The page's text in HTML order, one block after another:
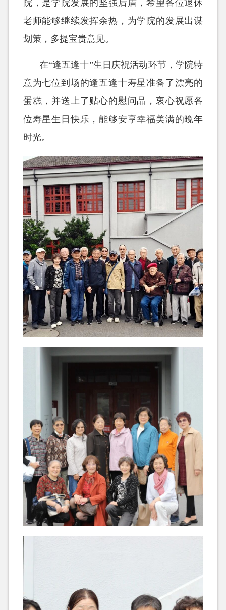
院，是学院发展的坚强后盾，希望各位退休
老师能够继续发挥余热，为学院的发展出谋
划策，多提宝贵意见。
在“逢五逢十”生日庆祝活动环节，学院特
意为七位到场的逢五逢十寿星准备了漂亮的
蛋糕，并送上了贴心的慰问品，衷心祝愿各
位寿星生日快乐，能够安享幸福美满的晚年
时光。